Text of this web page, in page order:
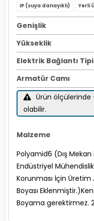
IP (suya danayıklı) Yerli
Genişlik
Yükseklik
Elektrik Bağlantı Tipi
Armatür Camı
Ürün ölçülerinde
olabilir.
Malzeme
Polyamid6 (Dış Mekan
Endüstriyel
Korunması İçin Üretim
Boyası
Boyama gerektirmez.